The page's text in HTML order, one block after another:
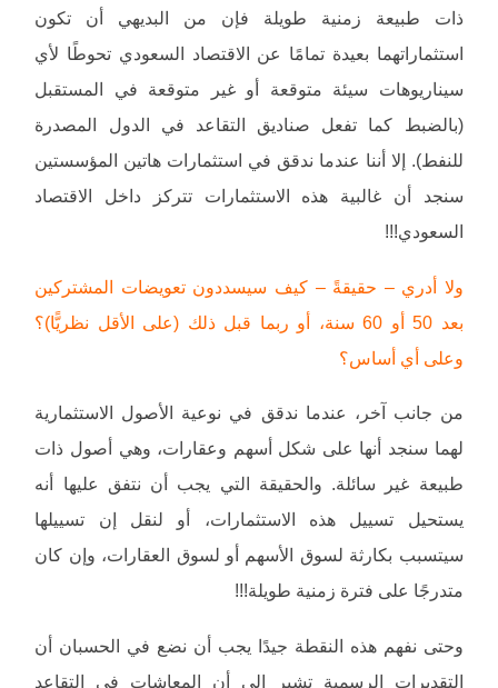
ذات طبيعة زمنية طويلة فإن من البديهي أن تكون
استثماراتهما بعيدة تمامًا عن الاقتصاد السعودي تحوطًا لأي
سيناريوهات سيئة متوقعة أو غير متوقعة في المستقبل
(بالضبط كما تفعل صناديق التقاعد في الدول المصدرة
للنفط). إلا أننا عندما ندقق في استثمارات هاتين المؤسستين
سنجد أن غالبية هذه الاستثمارات تتركز داخل الاقتصاد
السعودي!!!
ولا أدري – حقيقةً – كيف سيسددون تعويضات المشتركين
بعد 50 أو 60 سنة، أو ربما قبل ذلك (على الأقل نظريًّا)؟
وعلى أي أساس؟
من جانب آخر، عندما ندقق في نوعية الأصول الاستثمارية
لهما سنجد أنها على شكل أسهم وعقارات، وهي أصول ذات
طبيعة غير سائلة. والحقيقة التي يجب أن نتفق عليها أنه
يستحيل تسييل هذه الاستثمارات، أو لنقل إن تسييلها
سيتسبب بكارثة لسوق الأسهم أو لسوق العقارات، وإن كان
متدرجًا على فترة زمنية طويلة!!!
وحتى نفهم هذه النقطة جيدًا يجب أن نضع في الحسبان أن
التقديرات الرسمية تشير إلى أن المعاشات في التقاعد